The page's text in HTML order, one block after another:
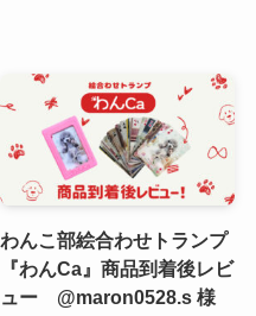
わんこ部絵合わせトランプ
『わんCa』商品到着後レビ
ュー @maron0528.s 様